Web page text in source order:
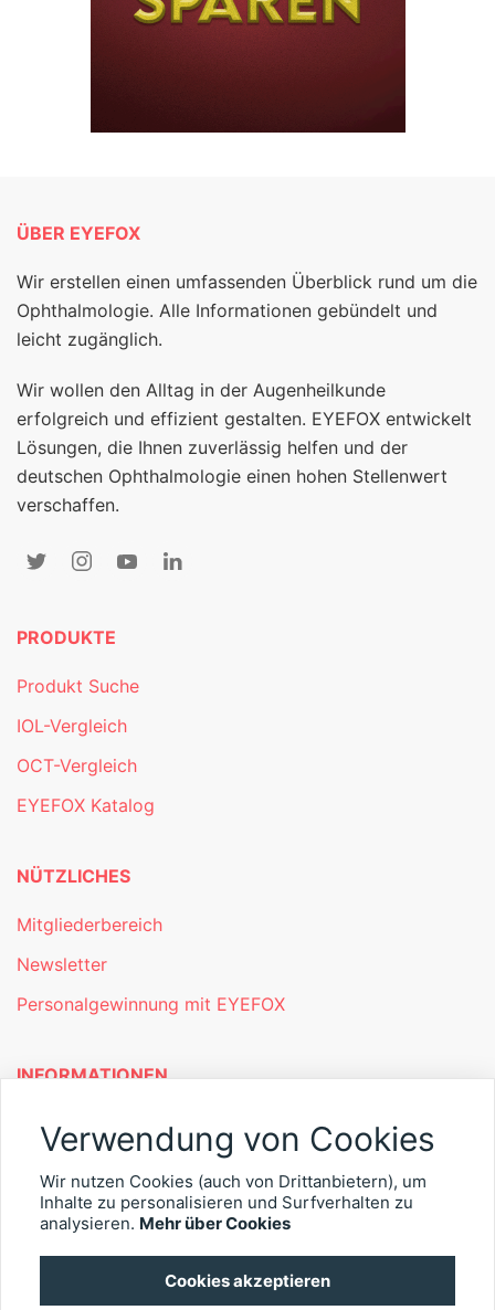
ÜBER EYEFOX
Wir erstellen einen umfassenden Überblick rund um die
Ophthalmologie. Alle Informationen gebündelt und
leicht zugänglich.
Wir wollen den Alltag in der Augenheilkunde
erfolgreich und effizient gestalten. EYEFOX entwickelt
Lösungen, die Ihnen zuverlässig helfen und der
deutschen Ophthalmologie einen hohen Stellenwert
verschaffen.
PRODUKTE
Produkt Suche
IOL-Vergleich
OCT-Vergleich
EYEFOX Katalog
NÜTZLICHES
Mitgliederbereich
Newsletter
Personalgewinnung mit EYEFOX
INFORMATIONEN
Was ist EYEFOX – Ihre Möglichkeiten
Kontakt
Verwendung von Cookies
Wir nutzen Cookies (auch von Drittanbietern), um
Inhalte zu personalisieren und Surfverhalten zu
analysieren. Mehr über Cookies
Cookies akzeptieren